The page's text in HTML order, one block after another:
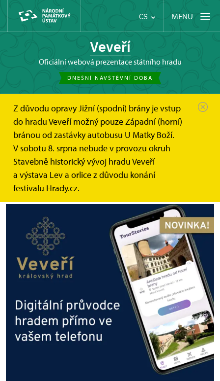
CS MENU
Veveří
oficiální webová prezentace státního hradu
DNEŠNÍ NÁVŠTĚVNÍ DOBA
Z důvodu opravy Jižní (spodní) brány je vstup
do hradu Veveří možný pouze Západní (horní)
bránou od zastávky autobusu U Matky Boží.
V sobotu 8. srpna nebude v provozu okruh
Stavebně historický vývoj hradu Veveří
a výstava Lev a orlice z důvodu konání
festivalu Hrady.cz.
Hrad Veveří
Zprávy
Nový audio průvodce areálem hradu...
Nový audio průvodce areálem
hradu Veveří